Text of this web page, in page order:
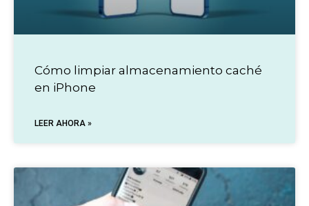
Cómo limpiar almacenamiento caché
en iPhone
LEER AHORA »